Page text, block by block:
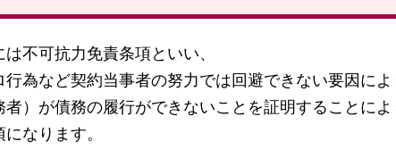
不可抗力免責条項といい、
為など契約当事者の努力では回避できない要因によ
）が債務の履行ができないことを証明することによ
なります。